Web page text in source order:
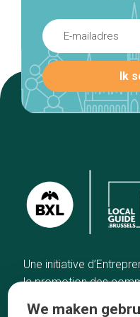
Une initiative
la promotion des
We maken